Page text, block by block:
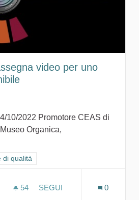
video per uno
10/2022 Promotore CEAS di
Organica,
GOAL 4 - Istruzione di qualità
di qualità
54 54 SOSTENITORI
SEGUI
0